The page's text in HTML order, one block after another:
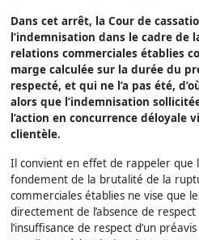
Dans cet arrêt, la Cour de
l’indemnisation dans le cadre de
relations commerciales établies
marge calculée sur la durée du
respecté, et qui ne l’a pas été,
alors que l’indemnisation
l’action en concurrence déloyale
clientèle.
Il convient en effet de rappeler que
fondement de la brutalité de la
commerciales établies ne vise que
directement de l’absence de respect
l’insuffisance de respect d’un